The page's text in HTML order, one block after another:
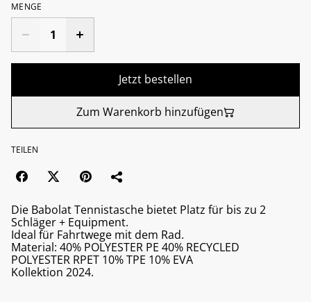
MENGE
Jetzt bestellen
Zum Warenkorb hinzufügen
TEILEN
Die Babolat Tennistasche bietet Platz für bis zu 2
Schläger + Equipment.
Ideal für Fahrtwege mit dem Rad.
Material: 40% POLYESTER PE 40% RECYCLED
POLYESTER RPET 10% TPE 10% EVA
Kollektion 2024.